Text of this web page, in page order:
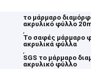
το μάρμαρο
ακρυλικό φύλλο
,
Το σαφές μάρμαρο
ακρυλικά φύλλα
,
SGS το μάρμαρο
ακρυλικό φύλλο